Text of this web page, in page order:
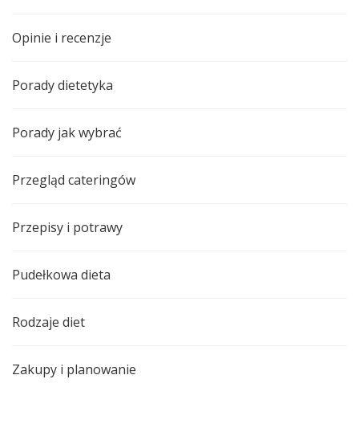
Opinie i recenzje
Porady dietetyka
Porady jak wybrać
Przegląd cateringów
Przepisy i potrawy
Pudełkowa dieta
Rodzaje diet
Zakupy i planowanie